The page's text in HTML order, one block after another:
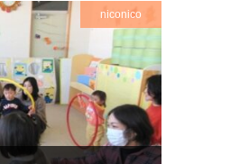
niconico